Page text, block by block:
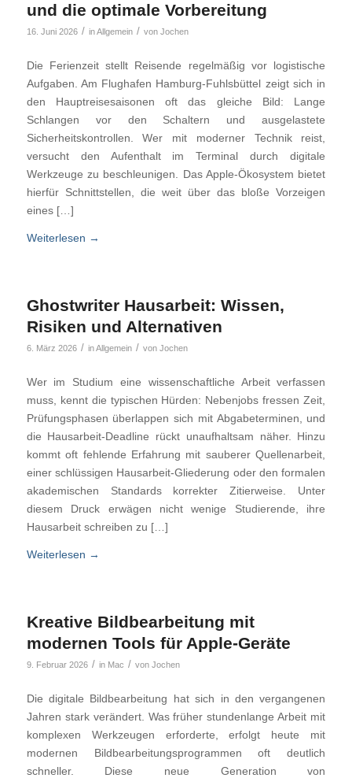
und die optimale Vorbereitung
16. Juni 2026 / inAllgemein / von Jochen
Die Ferienzeit stellt Reisende regelmäßig vor logistische
Aufgaben. Am Flughafen Hamburg-Fuhlsbüttel zeigt sich in
den Hauptreisesaisonen oft das gleiche Bild: Lange
Schlangen vor den Schaltern und ausgelastete
Sicherheitskontrollen. Wer mit moderner Technik reist,
versucht den Aufenthalt im Terminal durch digitale
Werkzeuge zu beschleunigen. Das Apple-Ökosystem bietet
hierfür Schnittstellen, die weit über das bloße Vorzeigen
eines […]
Weiterlesen →
Ghostwriter Hausarbeit: Wissen,
Risiken und Alternativen
6. März 2026 / inAllgemein / von Jochen
Wer im Studium eine wissenschaftliche Arbeit verfassen
muss, kennt die typischen Hürden: Nebenjobs fressen Zeit,
Prüfungsphasen überlappen sich mit Abgabeterminen, und
die Hausarbeit-Deadline rückt unaufhaltsam näher. Hinzu
kommt oft fehlende Erfahrung mit sauberer Quellenarbeit,
einer schlüssigen Hausarbeit-Gliederung oder den formalen
akademischen Standards korrekter Zitierweise. Unter
diesem Druck erwägen nicht wenige Studierende, ihre
Hausarbeit schreiben zu […]
Weiterlesen →
Kreative Bildbearbeitung mit
modernen Tools für Apple-Geräte
9. Februar 2026 / in Mac / von Jochen
Die digitale Bildbearbeitung hat sich in den vergangenen
Jahren stark verändert. Was früher stundenlange Arbeit mit
komplexen Werkzeugen erforderte, erfolgt heute mit
modernen Bildbearbeitungsprogrammen oft deutlich
schneller. Diese neue Generation von